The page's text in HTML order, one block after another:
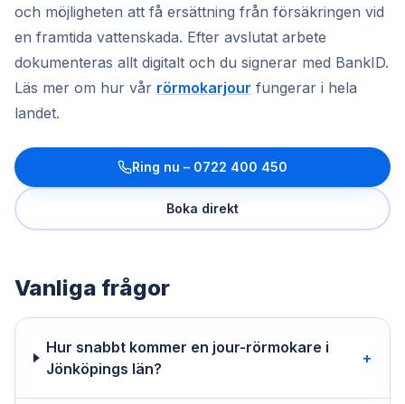
och möjligheten att få ersättning från försäkringen vid
en framtida vattenskada. Efter avslutat arbete
dokumenteras allt digitalt och du signerar med BankID.
Läs mer om hur vår rörmokarjour fungerar i hela
landet.
Ring nu – 0722 400 450
Boka direkt
Vanliga frågor
Hur snabbt kommer en jour-rörmokare i
Jönköpings län?
+